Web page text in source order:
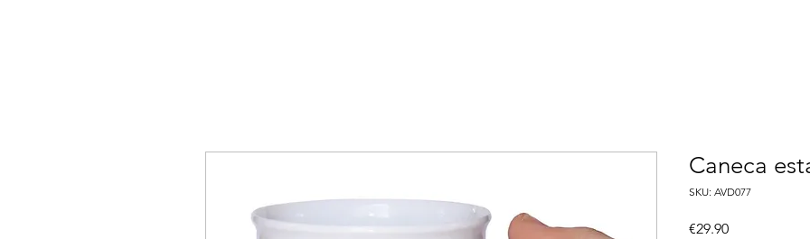
Caneca
SKU: AVD077
€29.90Price